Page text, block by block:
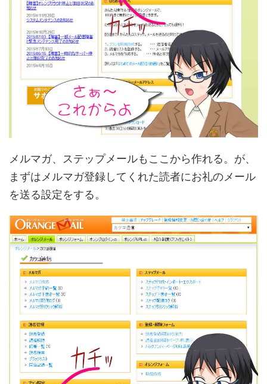
メルマガ、ステップメールもここから作れる。が、
まずはメルマガ登録してくれた読者にお礼のメール
を送る設定をする。